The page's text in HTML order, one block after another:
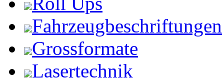
Fahrzeugbeschriftungen
Grossformate
Lasertechnik